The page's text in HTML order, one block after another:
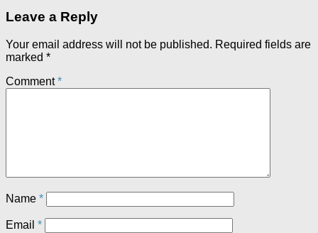
Leave a Reply
Your email address will not be published. Required fields are
marked *
Comment*
Name *
Email *